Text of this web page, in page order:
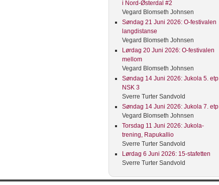
i Nord-Østerdal #2
Vegard Blomseth Johnsen
Søndag 21 Juni 2026: O-festivalen
langdistanse
Vegard Blomseth Johnsen
Lørdag 20 Juni 2026: O-festivalen
mellom
Vegard Blomseth Johnsen
Søndag 14 Juni 2026: Jukola 5. etp
NSK 3
Sverre Turter Sandvold
Søndag 14 Juni 2026: Jukola 7. etp
Vegard Blomseth Johnsen
Torsdag 11 Juni 2026: Jukola-
trening, Rapukallio
Sverre Turter Sandvold
Lørdag 6 Juni 2026: 15-stafetten
Sverre Turter Sandvold